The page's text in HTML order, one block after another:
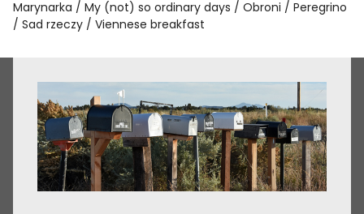
Marynarka
My (not) so ordinary days Obroni
Peregrino
Sad rzeczy
Viennese breakfast